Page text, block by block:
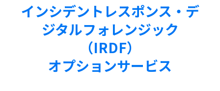
インシデントレスポンス・デ
ジタルフォレンジック
（IRDF）
オプションサービス